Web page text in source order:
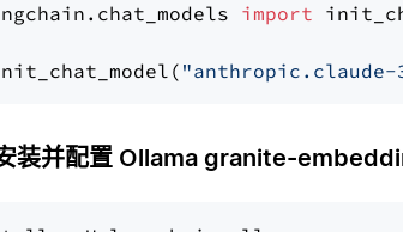
import
"anthropic.claude-
装并配置 Ollama granite-